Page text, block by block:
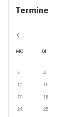
Termine
MO DI
3 4
10 11
17 18
24 25